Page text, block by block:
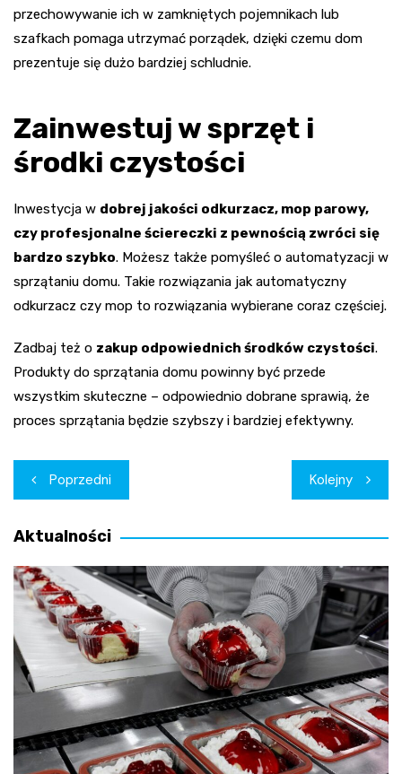
przechowywanie ich w zamkniętych pojemnikach lub
szafkach pomaga utrzymać porządek, dzięki czemu dom
prezentuje się dużo bardziej schludnie.
Zainwestuj w sprzęt i
środki czystości
Inwestycja w dobrej jakości odkurzacz, mop parowy,
czy profesjonalne ściereczki z pewnością zwróci się
bardzo szybko. Możesz także pomyśleć o automatyzacji w
sprzątaniu domu. Takie rozwiązania jak automatyczny
odkurzacz czy mop to rozwiązania wybierane coraz częściej.
Zadbaj też o zakup odpowiednich środków czystości.
Produkty do sprzątania domu powinny być przede
wszystkim skuteczne – odpowiednio dobrane sprawią, że
proces sprzątania będzie szybszy i bardziej efektywny.
Nawigacja
wpisu
Poprzedni Kolejny
Aktualności